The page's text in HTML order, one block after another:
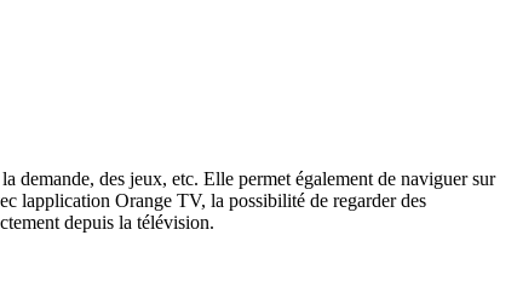
demande, des jeux, etc. Elle permet également de naviguer sur
lapplication Orange TV, la possibilité de regarder des
depuis la télévision.